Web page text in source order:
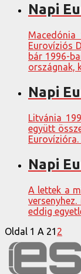
Napi
Eurovíziós
bár 1996-
országnak,
Napi
Litvánia
együtt
Eurovízióra.
Napi
A lettek a
eddig
Oldal 1 A 21 2